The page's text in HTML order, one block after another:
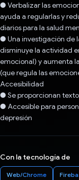
● Verbalizar las
ayuda a regularlas y
diarios para la salud
● Una investigación de
disminuye la actividad
emocional) y aumenta
(que regula las
Accesibilidad
● Se proporcionan
● Accesible para
depresión
Con la tecnología de
Web/Chrome